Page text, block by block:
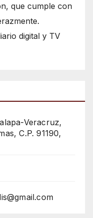
que cumple con
digital y TV
Veracruz,
C.P. 91190,